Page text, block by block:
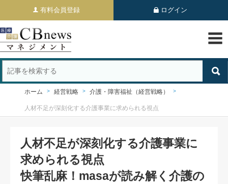
有料会員登録 ログイン
ホーム 経営戦略 介護・障害福祉（経営戦略）
人材不足が深刻化する介護事業に求められる視点
人材不足が深刻化する介護事業に
求められる視点
快筆乱麻！masaが読み解く介護の